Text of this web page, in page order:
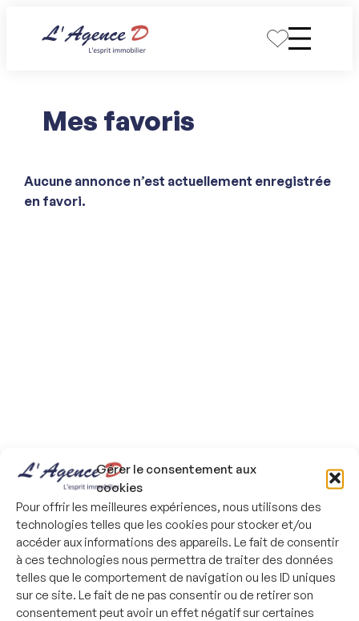
Gérer le consentement aux
cookies
Pour offrir les meilleures expériences, nous utilisons des
technologies telles que les cookies pour stocker et/ou
accéder aux informations des appareils. Le fait de consentir
à ces technologies nous permettra de traiter des données
telles que le comportement de navigation ou les ID uniques
sur ce site. Le fait de ne pas consentir ou de retirer son
consentement peut avoir un effet négatif sur certaines
Mes favoris
Aucune annonce n’est actuellement enregistrée
en favori.
Nous contacter
Agence de Roanne